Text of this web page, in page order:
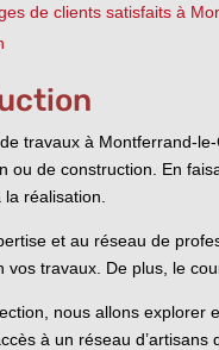
de clients satisfaits à
travaux à Montferrand-
ou de construction. En
réalisation.
et au réseau de
vos travaux. De plus, le
nous allons explorer
à un réseau d’artisans